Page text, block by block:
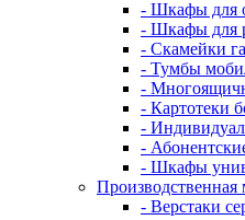
- Шкафы для
- Шкафы для
- Скамейки
- Тумбы
-
- Картотеки
-
-
- Шкафы
Производственная
- Верстаки